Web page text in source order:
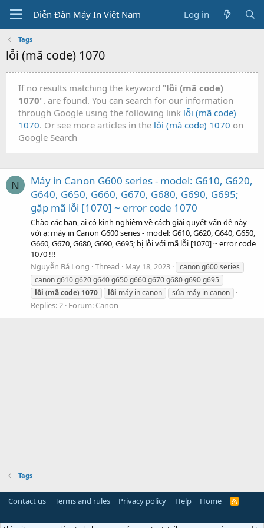
Diễn Đàn Máy In Việt Nam Log in
Tags
lỗi (mã code) 1070
If no results matching the keyword "lỗi (mã code)
1070". are found. You can search for our information
through Google using the following link lỗi (mã code)
1070. Or see more articles in the lỗi (mã code) 1070 on
Google Search
N
Máy in Canon G600 series - model: G610, G620,
G640, G650, G660, G670, G680, G690, G695;
gặp mã lỗi [1070] ~ error code 1070
Chào các bạn, ai có kinh nghiệm về cách giải quyết vấn đề này
với ạ: máy in Canon G600 series - model: G610, G620, G640, G650,
G660, G670, G680, G690, G695; bị lỗi với mã lỗi [1070] ~ error code
1070 !!!
Nguyễn Bá Long Thread May 18, 2023
canon g600 series
canon g610 g620 g640 g650 g660 g670 g680 g690 g695
lỗi (mãcode) 1070 lỗi máy in canon sửa máy in canon
Replies: 2 Forum: Canon
Tags
Contact us Terms and rules Privacy policy Help Home
R